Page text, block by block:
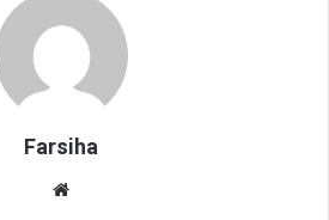
Farsiha